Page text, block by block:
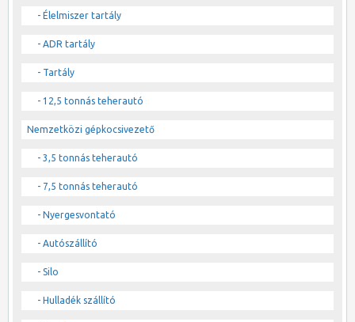
- Élelmiszer tartály
- ADR tartály
- Tartály
- 12,5 tonnás teherautó
Nemzetközi gépkocsivezető
- 3,5 tonnás teherautó
- 7,5 tonnás teherautó
- Nyergesvontató
- Autószállító
- Silo
- Hulladék szállító